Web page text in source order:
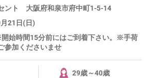
ント 大阪府和泉市府中町1-5-14
21日(日)
始時間15分前にはご到着下さい。※手荷
参加くださいませ
29歳～40歳